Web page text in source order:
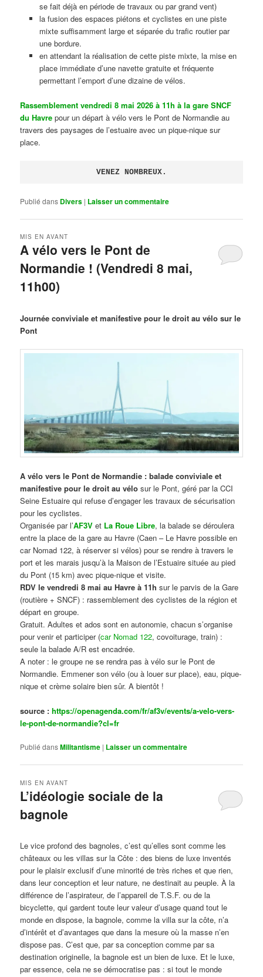
se fait déjà en période de travaux ou par grand vent)
la fusion des espaces piétons et cyclistes en une piste
mixte suffisamment large et séparée du trafic routier par
une bordure.
en attendant la réalisation de cette piste mixte, la mise en
place immédiate d’une navette gratuite et fréquente
permettant l’emport d’une dizaine de vélos.
Rassemblement vendredi 8 mai 2026 à 11h à la gare SNCF
du Havre pour un départ à vélo vers le Pont de Normandie au
travers des paysages de l’estuaire avec un pique-nique sur
place.
VENEZ NOMBREUX.
Publié dans Divers | Laisser un commentaire
A vélo vers le Pont de
Normandie ! (Vendredi 8 mai,
11h00)
MIS EN AVANT
Journée conviviale et manifestive pour le droit au vélo sur le
Pont
A vélo vers le Pont de Normandie : balade conviviale et
manifestive pour le droit au vélo sur le Pont, géré par la CCI
Seine Estuaire qui refuse d’engager les travaux de sécurisation
pour les cyclistes.
Organisée par l’AF3V et La Roue Libre, la balade se déroulera
entre la place de la gare au Havre (Caen – Le Havre possible en
car Nomad 122, à réserver si vélos) pour se rendre à travers le
port et les marais jusqu’à la Maison de l’Estuaire située au pied
du Pont (15 km) avec pique-nique et visite.
RDV le vendredi 8 mai au Havre à 11h sur le parvis de la Gare
(routière + SNCF) : rassemblement des cyclistes de la région et
départ en groupe.
Gratuit. Adultes et ados sont en autonomie, chacun s’organise
pour venir et participer (car Nomad 122, covoiturage, train) :
seule la balade A/R est encadrée.
A noter : le groupe ne se rendra pas à vélo sur le Pont de
Normandie. Emmener son vélo (ou à louer sur place), eau, pique-
nique et crème solaire bien sûr. A bientôt !
source :https://openagenda.com/fr/af3v/events/a-velo-vers-
le-pont-de-normandie?cl=fr
Publié dansMilitantisme | Laisser un commentaire
L’idéologie sociale de la
bagnole
MIS EN AVANT
Le vice profond des bagnoles, c’est qu’elles sont comme les
châteaux ou les villas sur la Côte : des biens de luxe inventés
pour le plaisir exclusif d’une minorité de très riches et que rien,
dans leur conception et leur nature, ne destinait au peuple. À la
différence de l’aspirateur, de l’appareil de T.S.F. ou de la
bicyclette, qui gardent toute leur valeur d’usage quand tout le
monde en dispose, la bagnole, comme la villa sur la côte, n’a
d’intérêt et d’avantages que dans la mesure où la masse n’en
dispose pas. C’est que, par sa conception comme par sa
destination originelle, la bagnole est un bien de luxe. Et le luxe,
par essence, cela ne se démocratise pas : si tout le monde